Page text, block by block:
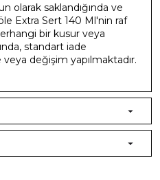
olarak saklandığında ve
Extra Sert 140 Ml'nin raf
bir kusur veya
standart iade
değişim yapılmaktadır.